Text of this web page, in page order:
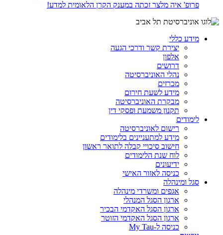
פרופ' איה מלצר זכתה במענק הקרן הלאומית למדע!
מידע כללי
יצירת קשר ודרכי הגעה
אלפון
דרושים
נהלי האוניברסיטה
מכרזים
מידע לשעת חירום
מבקרת האוניברסיטה
תקנון משמעת ופסקי דין
לימודים
רישום לאוניברסיטה
מידע למתעניינים בלימודים
חישוב סיכויי קבלה לתואר ראשון
לוח שנת הלימודים
ידיעונים
כניסה לאזור האישי
סגל ומינהלה
אגפים ומשרדי מינהלה
ארגון הסגל המנהלי
ארגון הסגל האקדמי הבכיר
ארגון הסגל האקדמי הזוטר
כניסה ל-My Tau